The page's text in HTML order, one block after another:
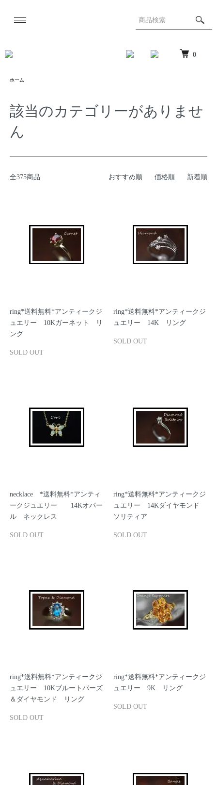
0
ホーム
該当のカテゴリーがありませ
ん
全375商品 おすすめ順 価格順 新着順
ring*送料無料*アンティークジ
ュエリー 10Kガーネット リ
ング
SOLD OUT
ring*送料無料*アンティークジ
ュエリー 14K リング
SOLD OUT
necklace *送料無料*アンティ
ークジュエリー 14Kオパー
ル ネックレス
SOLD OUT
ring*送料無料*アンティークジ
ュエリー 14Kダイヤモンド
ソリティア
SOLD OUT
ring*送料無料*アンティークジ
ュエリー 10Kブルートパーズ
＆ダイヤモンド リング
SOLD OUT
ring*送料無料*アンティークジ
ュエリー 9K リング
SOLD OUT